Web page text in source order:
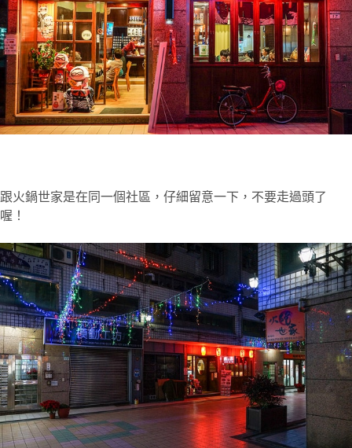
跟火鍋世家是在同一個社區，仔細留意一下，不要走過頭了
喔！